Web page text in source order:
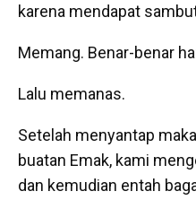
karena mendapat
Memang. Benar-benar
Lalu memanas.
Setelah menyantap
buatan Emak, kami
dan kemudian entah